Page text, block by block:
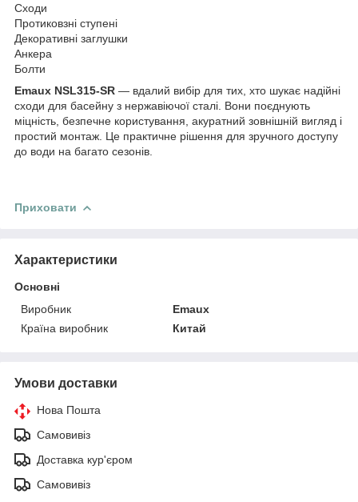
Сходи
Протиковзні ступені
Декоративні заглушки
Анкера
Болти
Emaux NSL315-SR — вдалий вибір для тих, хто шукає надійні
сходи для басейну з нержавіючої сталі. Вони поєднують
міцність, безпечне користування, акуратний зовнішній вигляд і
простий монтаж. Це практичне рішення для зручного доступу
до води на багато сезонів.
Приховати
Характеристики
Основні
Виробник
Emaux
Країна виробник
Китай
Умови доставки
Нова Пошта
Самовивіз
Доставка кур'єром
Самовивіз